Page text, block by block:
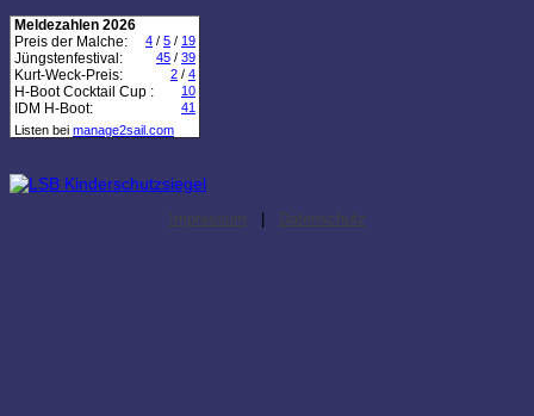
Meldezahlen 2026
Preis der Malche:
4 / 5 / 19
Jüngstenfestival: 45 / 39
Kurt-Weck-Preis: 2 / 4
H-Boot Cocktail Cup : 10
IDM H-Boot:
41
Listen bei manage2sail.com
Impressum | Datenschutz